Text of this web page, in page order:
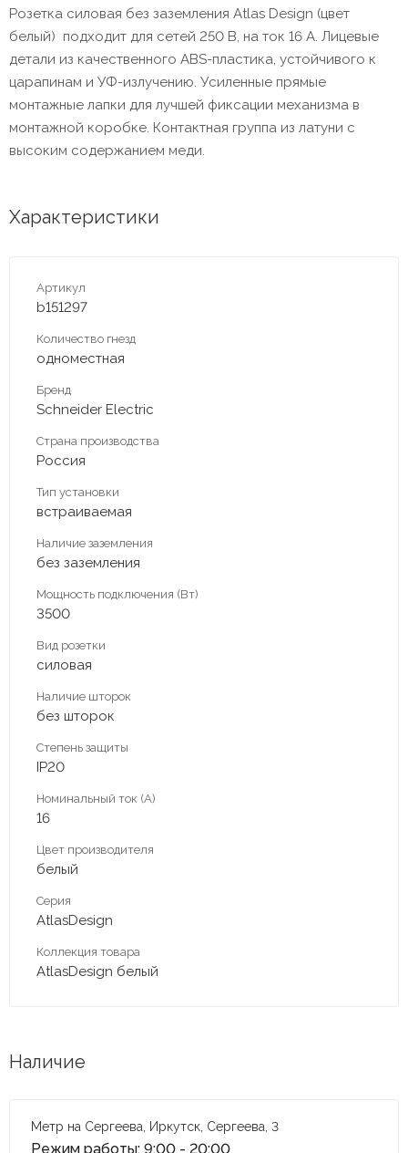
Розетка силовая без заземления Atlas Design (цвет
белый) подходит для сетей 250 В, на ток 16 А. Лицевые
детали из качественного ABS-пластика, устойчивого к
царапинам и УФ-излучению. Усиленные прямые
монтажные лапки для лучшей фиксации механизма в
монтажной коробке. Контактная группа из латуни с
высоким содержанием меди.
Характеристики
Артикул
b151297
Количество гнезд
одноместная
Бренд
Schneider Electric
Страна производства
Россия
Тип установки
встраиваемая
Наличие заземления
без заземления
Мощность подключения (Вт)
3500
Вид розетки
силовая
Наличие шторок
без шторок
Степень защиты
IP20
Номинальный ток (А)
16
Цвет производителя
белый
Серия
AtlasDesign
Коллекция товара
AtlasDesign белый
Наличие
Метр на Сергеева, Иркутск, Сергеева, 3
Режим работы: 9:00 - 20:00